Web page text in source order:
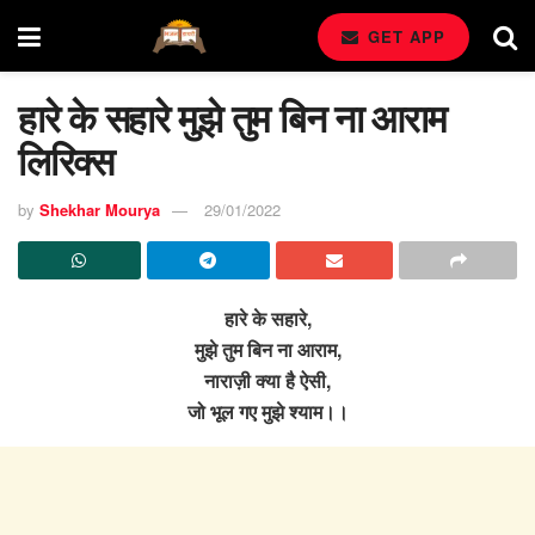
GET APP
हारे के सहारे मुझे तुम बिन ना आराम
लिरिक्स
by Shekhar Mourya 29/01/2022
हारे के सहारे,
मुझे तुम बिन ना आराम,
नाराज़ी क्या है ऐसी,
जो भूल गए मुझे श्याम।।